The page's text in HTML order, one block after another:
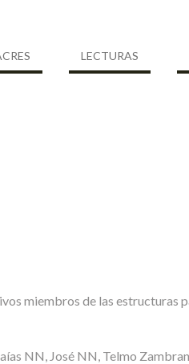
LECTURAS
miembros de las estructuras
NN, José NN, Telmo